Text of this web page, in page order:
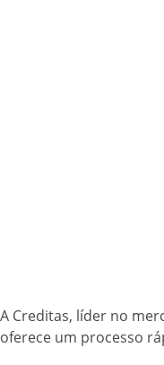
A Creditas, líder no
oferece um processo